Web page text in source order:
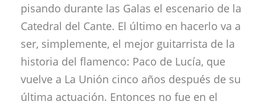
pisando durante las Galas el escenario de la
Catedral del Cante. El último en hacerlo va a
ser, simplemente, el mejor guitarrista de la
historia del flamenco: Paco de Lucía, que
vuelve a La Unión cinco años después de su
última actuación. Entonces no fue en el